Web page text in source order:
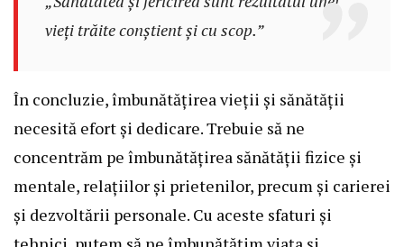
vieți trăite conștient și cu scop.”
În concluzie, îmbunătățirea vieții și sănătății
necesită efort și dedicare. Trebuie să ne
concentrăm pe îmbunătățirea sănătății fizice și
mentale, relațiilor și prietenilor, precum și carierei
și dezvoltării personale. Cu aceste sfaturi și